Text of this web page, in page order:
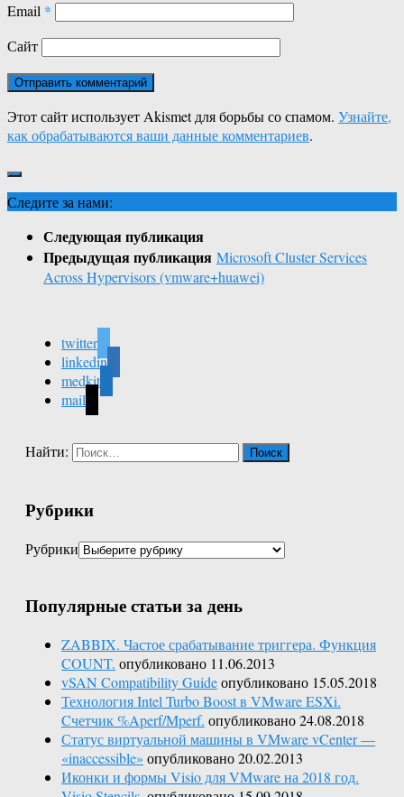
Email *
Сайт
Этот сайт использует Akismet для борьбы со спамом. Узнайте,
как обрабатываются ваши данные комментариев.
Следите за нами:
Следующая публикация
Предыдущая публикация Microsoft Cluster Services
Across Hypervisors (vmware+huawei)
twitter
linkedin
medkit
mail
Найти:
Рубрики
Рубрики
Популярные статьи за день
ZABBIX. Частое срабатывание триггера. Функция
COUNT. опубликовано 11.06.2013
vSAN Compatibility Guideопубликовано 15.05.2018
Технология Intel Turbo Boost в VMware ESXi.
Cчетчик %Aperf/Mperf. опубликовано 24.08.2018
Статус виртуальной машины в VMware vCenter —
«inaccessible» опубликовано 20.02.2013
Иконки и формы Visio для VMware на 2018 год.